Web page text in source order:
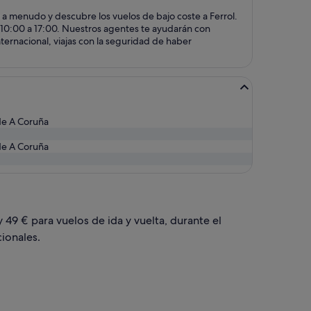
menudo y descubre los vuelos de bajo coste a Ferrol.
a 17:00. Nuestros agentes te ayudarán con
viajas con la seguridad de haber
A Coruña
A Coruña
€ para vuelos de ida y vuelta, durante el